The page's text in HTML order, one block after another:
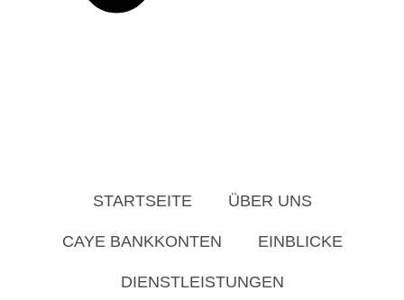
STARTSEITE ÜBER UNS
CAYE BANKKONTEN EINBLICKE
DIENSTLEISTUNGEN